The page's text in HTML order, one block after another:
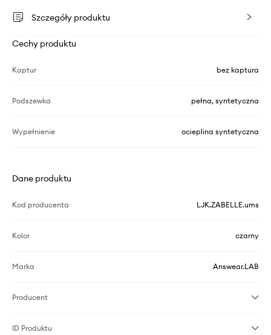
Szczegóły produktu
Cechy produktu
Kaptur bez kaptura
Podszewka pełna, syntetyczna
Wypełnienie ocieplina syntetyczna
Dane produktu
Kod producenta LJK.ZABELLE.ums
Kolor czarny
Marka Answear.LAB
Producent
ID Produktu